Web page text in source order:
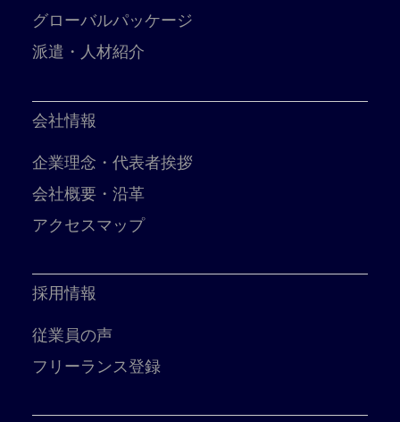
グローバルパッケージ
派遣・人材紹介
会社情報
企業理念・代表者挨拶
会社概要・沿革
アクセスマップ
採用情報
従業員の声
フリーランス登録